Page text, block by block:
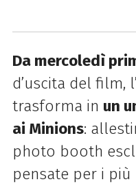
Da mercoledì
d’uscita del film,
trasforma in un
ai Minions:
photo booth
pensate per i